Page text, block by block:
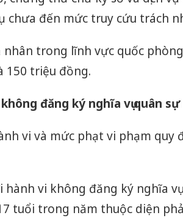
chưa đến mức truy cứu trách
trong lĩnh vực quốc
150 triệu đồng.
đăng ký nghĩa vụ quân
vi và mức phạt vi phạm quy
hành vi không đăng ký nghĩa
tuổi trong năm thuộc diện